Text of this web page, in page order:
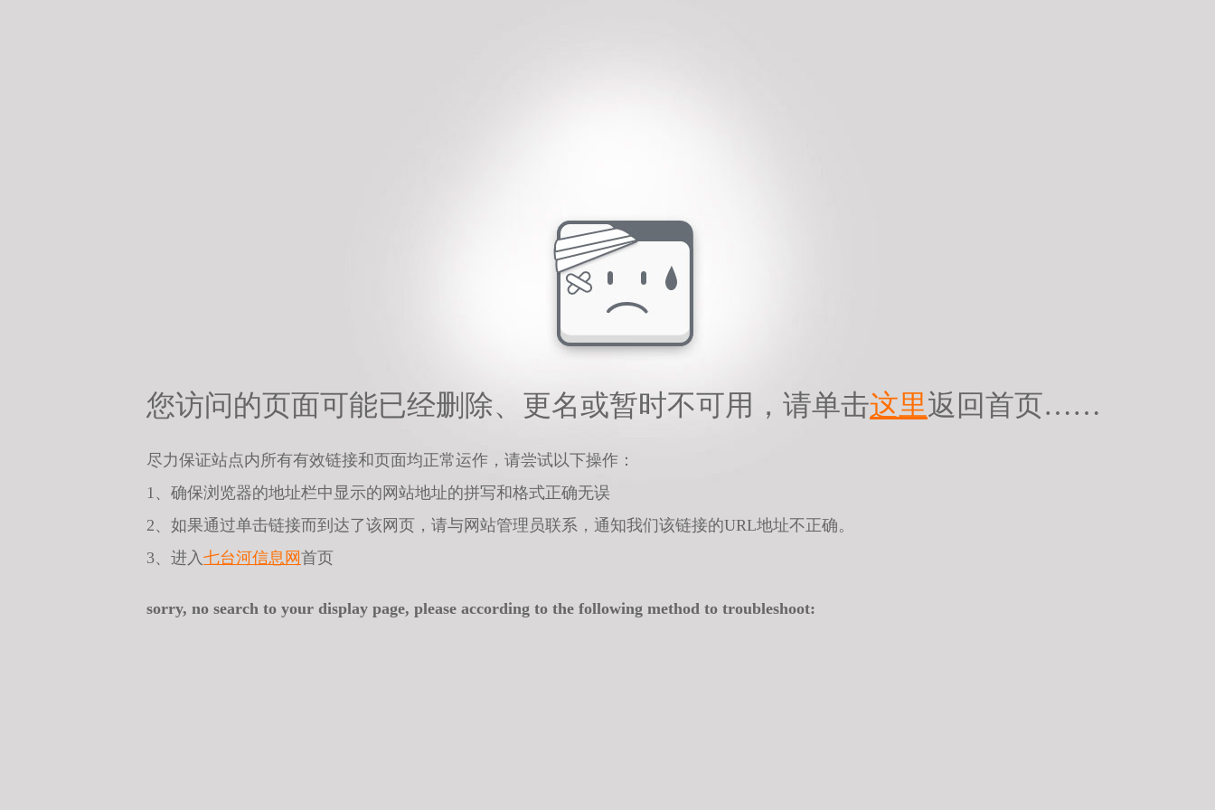
您访问的页面可能已经删除、更名或暂时不可用，请单击这里返回首页……
尽力保证站点内所有有效链接和页面均正常运作，请尝试以下操作：
1、确保浏览器的地址栏中显示的网站地址的拼写和格式正确无误
2、如果通过单击链接而到达了该网页，请与网站管理员联系，通知我们该链接的URL地址不正确。
3、进入七台河信息网 首页
sorry, no search to your display page, please according to the following method to troubleshoot: